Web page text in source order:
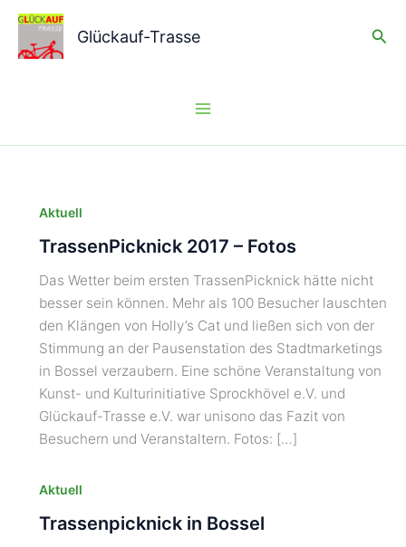
Zum
springen
Glückauf-Trasse
Aktuell
TrassenPicknick 2017 – Fotos
Das Wetter beim ersten TrassenPicknick hätte nicht
besser sein können. Mehr als 100 Besucher lauschten
den Klängen von Holly’s Cat und ließen sich von der
Stimmung an der Pausenstation des Stadtmarketings
in Bossel verzaubern. Eine schöne Veranstaltung von
Kunst- und Kulturinitiative Sprockhövel e.V. und
Glückauf-Trasse e.V. war unisono das Fazit von
Besuchern und Veranstaltern. Fotos: […]
Aktuell
Trassenpicknick in Bossel